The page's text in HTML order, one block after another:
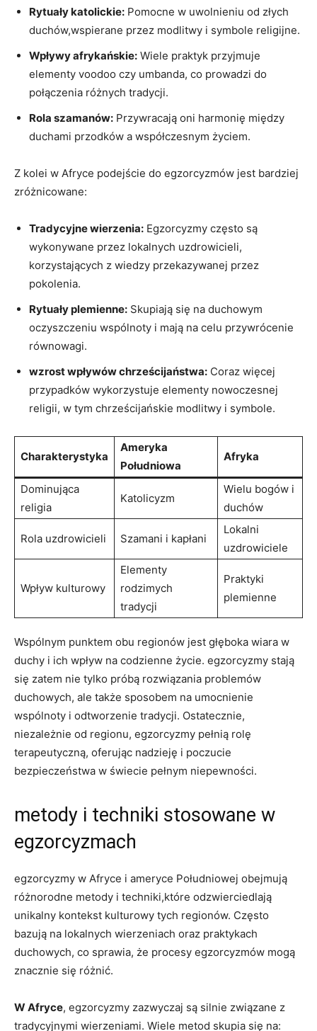
Rytuały katolickie: Pomocne ‍w‍ uwolnieniu od złych
duchów,wspierane przez modlitwy i symbole religijne.
Wpływy afrykańskie: Wiele praktyk przyjmuje
elementy voodoo czy umbanda, co ‍prowadzi do
połączenia różnych tradycji.
Rola szamanów: Przywracają oni harmonię między
duchami przodków a⁣ współczesnym życiem.
Z kolei w Afryce ​podejście do egzorcyzmów jest bardziej
zróżnicowane:
Tradycyjne ‌wierzenia: Egzorcyzmy często są
wykonywane ⁢przez lokalnych uzdrowicieli,
korzystających z wiedzy przekazywanej przez
pokolenia.
Rytuały plemienne: Skupiają ‍się na duchowym
oczyszczeniu wspólnoty i mają na celu przywrócenie
równowagi.
wzrost wpływów chrześcijaństwa: Coraz więcej
przypadków wykorzystuje elementy ‌nowoczesnej
religii, w tym chrześcijańskie modlitwy i symbole.
Charakterystyka
Ameryka
Południowa
Afryka
Dominująca
religia
Katolicyzm
Wielu bogów i
duchów
Rola uzdrowicieli Szamani i kapłani
Lokalni
uzdrowiciele
Wpływ kulturowy
Elementy
rodzimych
tradycji
Praktyki
plemienne
Wspólnym punktem ‌obu regionów jest głęboka wiara w
duchy i ich wpływ na‌ codzienne życie. egzorcyzmy stają
się zatem nie​ tylko próbą rozwiązania problemów
duchowych, ale także sposobem na umocnienie
wspólnoty i odtworzenie tradycji. Ostatecznie,
niezależnie⁢ od regionu, egzorcyzmy pełnią rolę
terapeutyczną, oferując nadzieję i poczucie
bezpieczeństwa w świecie pełnym niepewności.
metody i techniki stosowane w
egzorcyzmach
egzorcyzmy w Afryce ‍i ameryce Południowej ​obejmują
różnorodne metody i techniki,które odzwierciedlają
unikalny kontekst⁤ kulturowy tych regionów. Często
bazują na lokalnych wierzeniach oraz praktykach
duchowych, co sprawia, że procesy egzorcyzmów mogą
znacznie się różnić.
W Afryce, egzorcyzmy zazwyczaj są silnie związane​ z
tradycyjnymi wierzeniami. Wiele‍ metod skupia się na: